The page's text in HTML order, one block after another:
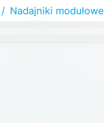
Nadajniki modułowe